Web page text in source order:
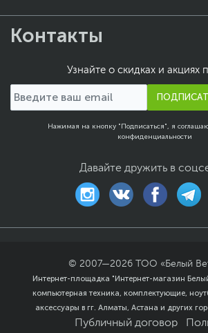
Контакты
Узнайте о скидках и акциях
Нажимая на кнопку "Подписаться", я
конфиденциальности
Давайте дружить в
© 2007—2026 ТОО «Белый
Интернет-площадка "Интернет-магазин
компьютерная техника, комплектующие,
аксессуары в гг. Алматы, Астана и других
Публичный договор